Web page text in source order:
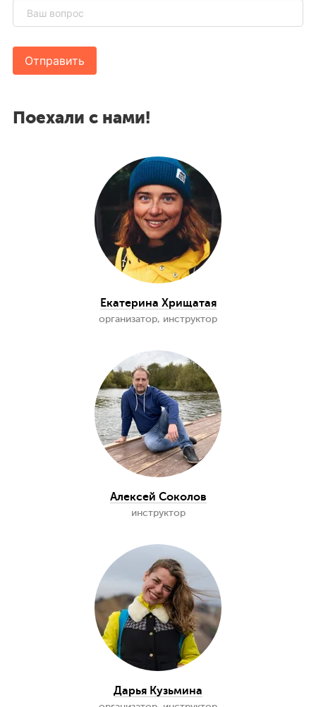
Карельский перешеек, озеро Ястребиное.
Источник: © Сергей Крамарев / Фотобанк Лори
Получить консультацию
Поехали с нами!
Екатерина Хрищатая